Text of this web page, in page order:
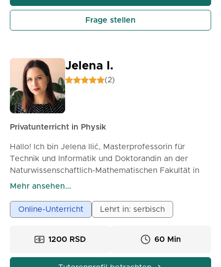
Frage stellen
Jelena I.
(2)
Privatunterricht in Physik
Hallo! Ich bin Jelena Ilić, Masterprofessorin für
Technik und Informatik und Doktorandin an der
Naturwissenschaftlich-Mathematischen Fakultät in
Novi Sad, Abteilung für Mathematik und Informatik.
Viele Schüler sagen, dass Physik schwierig ist und
wie ein Schreckgespenst erscheint. Jedoch ist
Technologie, Sport und alltäglichen Situationen.
dass es keine 'unmögliche Mission' ist, sondern eine
Mehr ansehen...
Online-Unterricht Lehrt in: serbisch
1200 RSD 60 Min